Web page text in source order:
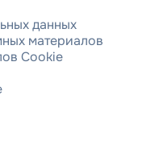
данных
материалов
Cookie